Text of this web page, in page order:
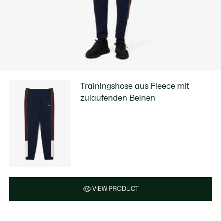
Trainingshose aus Fleece mit
zulaufenden Beinen
VIEW PRODUCT